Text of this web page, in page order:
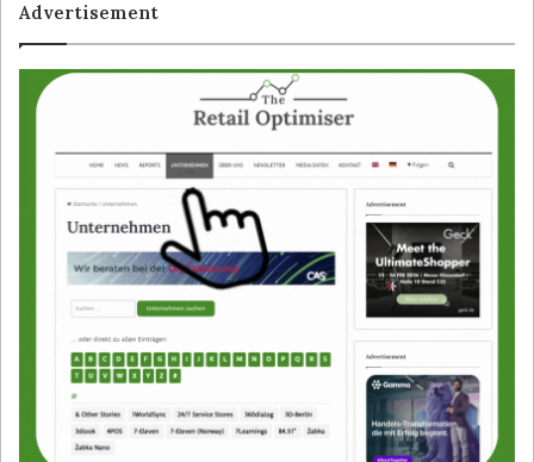
Advertisement